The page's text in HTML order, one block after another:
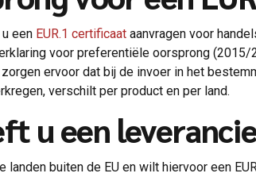
een EUR.1 certificaat aanvragen voor
voor preferentiële oorsprong
ervoor dat bij de invoer in het
verschilt per product en per land.
u een
landen buiten de EU en wilt hiervoor een